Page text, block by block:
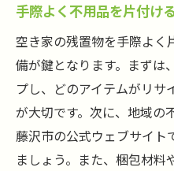
手際よく不用品を片付け
空き家の残置物を手際よく
備が鍵となります。まずは
プし、どのアイテムがリサ
が大切です。次に、地域の
藤沢市の公式ウェブサイト
ましょう。また、梱包材料